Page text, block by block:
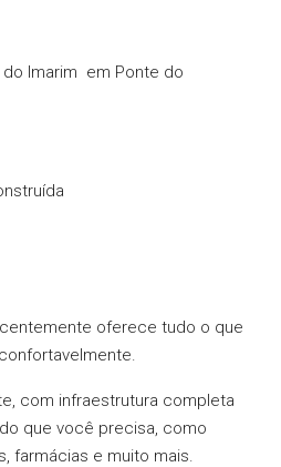
do Imarim em Ponte do
oferece tudo o que
com infraestrutura completa
que você precisa, como
farmácias e muito mais.